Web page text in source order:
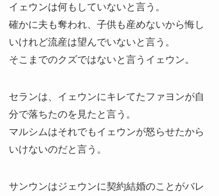
イェウンは何もしていないと言う。
確かに夫も奪われ、子供も産めないから悔し
いけれど流産は望んでいないと言う。
そこまでのクズではないと言うイェウン。
セランは、イェウンにキレてたファヨンが自
分で落ちたのを見たと言う。
マルシムはそれでもイェウンが怒らせたから
いけないのだと言う。
サンウンはジェウンに契約結婚のことがバレ